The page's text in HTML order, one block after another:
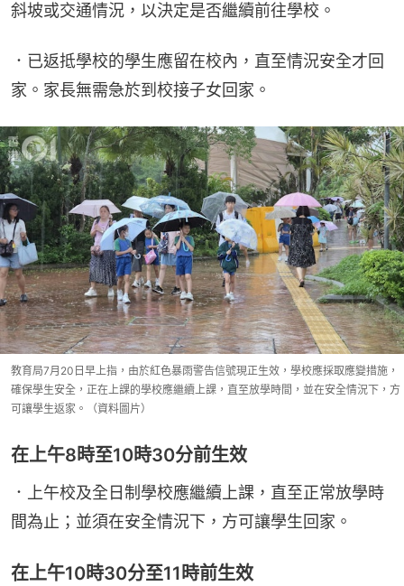
斜坡或交通情況，以決定是否繼續前往學校。
．已返抵學校的學生應留在校內，直至情況安全才回
家。家長無需急於到校接子女回家。
教育局7月20日早上指，由於紅色暴雨警告信號現正生效，學校應採取應變措施，
確保學生安全，正在上課的學校應繼續上課，直至放學時間，並在安全情況下，方
可讓學生返家。（資料圖片）
在上午8時至10時30分前生效
．上午校及全日制學校應繼續上課，直至正常放學時
間為止；並須在安全情況下，方可讓學生回家。
在上午10時30分至11時前生效